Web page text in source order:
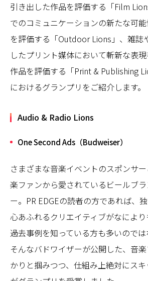
引き出した作品を評価する「Film
でのコミュニケーションの新たな可
を評価する「Outdoor Lions」、雑誌
したプリント媒体において斬新な表
作品を評価する「Print & Publishing
におけるグランプリをご紹介します。
Audio & Radio Lions
One Second Ads（Budweiser）
さまざまな音楽イベントのスポンサ
楽ファンから愛されているビールブ
ー。PR EDGEの読者の方であれば、
心あふれるクリエイティブがなによ
過去事例を知っている方も多いのでは
そんなバドワイザーが公開した、音
かりと掴みつつ、仕組み上絶対にス